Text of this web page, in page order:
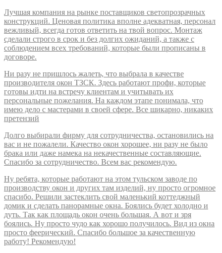
Лучшая компания на рынке поставщиков светопрозрачных
конструкций. Ценовая политика вполне адекватная, персонал
вежливый, всегда готов ответить на твой вопрос. Монтаж
сделали строго в срок и без долгих ожиданий, а также с
соблюдением всех требований, которые были прописаны в
договоре.
Ни разу не пришлось жалеть, что выбрала в качестве
производителя окон ТЗСК. Здесь работают профи, которые
готовы идти на встречу клиентам и учитывать их
персональные пожелания. На каждом этапе понимала, что
имею дело с мастерами в своей сфере. Все шикарно, никаких
претензий
Долго выбирали фирму для сотрудничества, остановились на
вас и не пожалели. Качество окон хорошее, ни разу не было
брака или даже намека на некачественные составляющие.
Спасибо за сотрудничество. Всем вас рекомендую.
Ну ребята, которые работают на этом тульском заводе по
производству окон и других там изделий, ну просто огромное
спасибо. Решили застеклить свой маленький коттеджный
домик и сделать панорамные окна. Боялись будет холодно и
дуть. Так как площадь окон очень большая. А вот и зря
боялись. Ну просто чудо как хорошо получилось. Вид из окна
просто феерический. Спасибо большое за качественную
работу! Рекомендую!